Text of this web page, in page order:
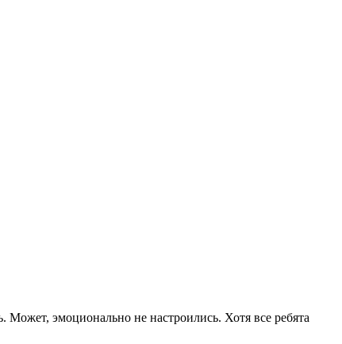
эмоционально не настроились. Хотя все ребята